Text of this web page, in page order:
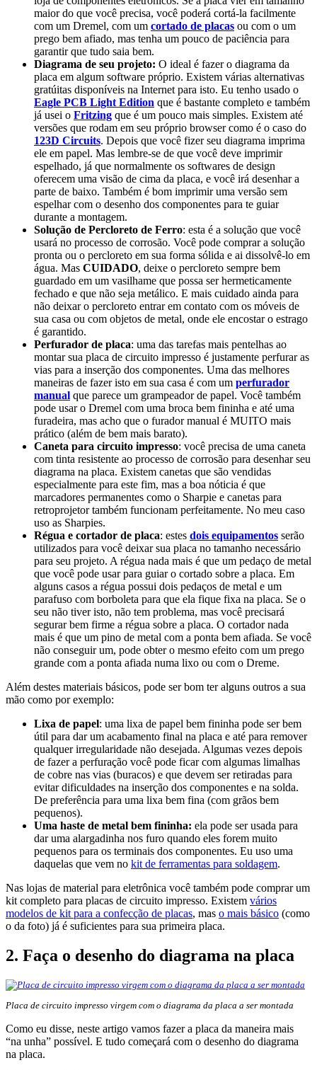
maior do que você precisa, você poderá cortá-la facilmente
com um Dremel, com um cortado de placas ou com o um
prego bem afiado, mas tenha um pouco de paciência para
garantir que tudo saia bem.
Diagrama de seu projeto: O ideal é fazer o diagrama da
placa em algum software próprio. Existem várias alternativas
gratúitas disponíveis na Internet para isto. Eu tenho usado o
Eagle PCB Light Edition que é bastante completo e também
já usei o Fritzing que é um pouco mais simples. Existem até
versões que rodam em seu próprio browser como é o caso do
123D Circuits. Depois que você fizer seu diagrama imprima
ele em papel. Mas lembre-se de que você deve imprimir
espelhado, já que normalmente os softwares de design
oferecem uma visão de cima da placa, e você irá desenhar a
parte de baixo. Também é bom imprimir uma versão sem
espelhar com o desenho dos componentes para te guiar
durante a montagem.
Solução de Percloreto de Ferro: esta é a solução que você
usará no processo de corrosão. Você pode comprar a solução
pronta ou o percloreto em sua forma sólida e ai dissolvê-lo em
água. Mas CUIDADO, deixe o percloreto sempre bem
guardado em um vasilhame que possa ser hermeticamente
fechado e que não seja metálico. E mais cuidado ainda para
não deixar o percloreto entrar em contato com os móveis de
sua casa ou com objetos de metal, onde ele encostar o estrago
é garantido.
Perfurador de placa: uma das tarefas mais pentelhas ao
montar sua placa de circuito impresso é justamente perfurar as
vias para a inserção dos componentes. Uma das melhores
maneiras de fazer isto em sua casa é com um perfurador
manual que parece um grampeador de papel. Você também
pode usar o Dremel com uma broca bem fininha e até uma
furadeira, mas acho que o furador manual é MUITO mais
prático (além de bem mais barato).
Caneta para circuito impresso: você precisa de uma caneta
com tinta resistente ao processo de corrosão para desenhar seu
diagrama na placa. Existem canetas que são vendidas
especialmente para este fim, mas a boa nóticia é que
marcadores permanentes como o Sharpie e canetas para
retroprojetor também funcionam perfeitamente. No meu caso
uso as Sharpies.
Régua e cortador de placa: estes dois equipamentos serão
utilizados para você deixar sua placa no tamanho necessário
para seu projeto. A régua nada mais é que um pedaço de metal
que você pode usar para guiar o cortado sobre a placa. Em
alguns casos a régua possui dois pedaços de metal e um
parafuso com borboleta para que ela fique fixa na placa. Se o
seu não tiver isto, não tem problema, mas você precisará
segurar bem firme a régua sobre a placa. O cortador nada
mais é que um pino de metal com a ponta bem afiada. Se você
não conseguir um, pode obter o mesmo efeito com um prego
grande com a ponta afiada numa lixo ou com o Dreme.
Além destes materiais básicos, pode ser bom ter alguns outros a sua
mão como por exemplo:
Lixa de papel: uma lixa de papel bem fininha pode ser bem
útil para dar um acabamento final na placa e até para remover
qualquer irregularidade não desejada. Algumas vezes depois
de fazer a perfuração você pode ficar com algumas limalhas
de cobre nas vias (buracos) e que devem ser retiradas para
evitar dificuldades na inserção dos componentes e na solda.
De preferência para uma lixa bem fina (com grãos bem
pequenos).
Uma haste de metal bem fininha: ela pode ser usada para
dar uma alargadinha nos furo quando eles forem muito
pequenos para os terminais dos componentes. Eu uso uma
daquelas que vem no kit de ferramentas para soldagem.
Nas lojas de material para eletrônica você também pode comprar um
kit completo para placas de circuito impresso. Existem vários
modelos de kit para a confecção de placas, mas o mais básico (como
o da foto) já é suficientes para sua primeira placa.
2. Faça o desenho do diagrama na placa
Placa de circuito impresso virgem com o diagrama da placa a ser montada
Como eu disse, neste artigo vamos fazer a placa da maneira mais
“na unha” possível. E tudo começará com o desenho do diagrama
na placa.